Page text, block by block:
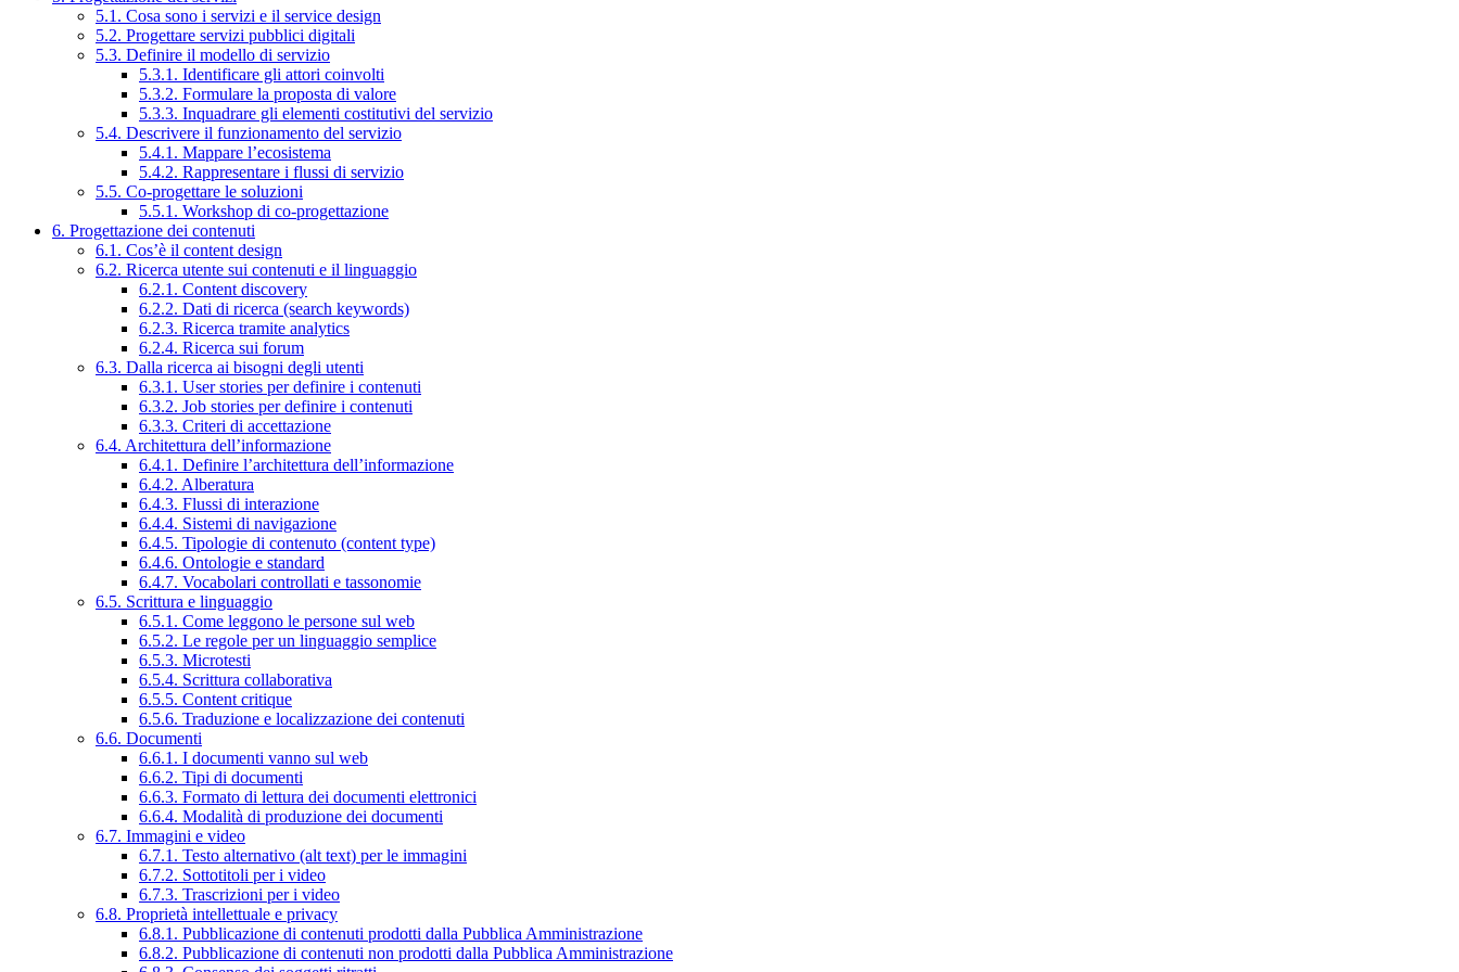
5.1. Cosa sono i servizi e il service design
5.2. Progettare servizi pubblici digitali
5.3. Definire il modello di servizio
5.3.1. Identificare gli attori coinvolti
5.3.2. Formulare la proposta di valore
5.3.3. Inquadrare gli elementi costitutivi del servizio
5.4. Descrivere il funzionamento del servizio
5.4.1. Mappare l’ecosistema
5.4.2. Rappresentare i flussi di servizio
5.5. Co-progettare le soluzioni
5.5.1. Workshop di co-progettazione
6. Progettazione dei contenuti
6.1. Cos’è il content design
6.2. Ricerca utente sui contenuti e il linguaggio
6.2.1. Content discovery
6.2.2. Dati di ricerca (search keywords)
6.2.3. Ricerca tramite analytics
6.2.4. Ricerca sui forum
6.3. Dalla ricerca ai bisogni degli utenti
6.3.1. User stories per definire i contenuti
6.3.2. Job stories per definire i contenuti
6.3.3. Criteri di accettazione
6.4. Architettura dell’informazione
6.4.1. Definire l’architettura dell’informazione
6.4.2. Alberatura
6.4.3. Flussi di interazione
6.4.4. Sistemi di navigazione
6.4.5. Tipologie di contenuto (content type)
6.4.6. Ontologie e standard
6.4.7. Vocabolari controllati e tassonomie
6.5. Scrittura e linguaggio
6.5.1. Come leggono le persone sul web
6.5.2. Le regole per un linguaggio semplice
6.5.3. Microtesti
6.5.4. Scrittura collaborativa
6.5.5. Content critique
6.5.6. Traduzione e localizzazione dei contenuti
6.6. Documenti
6.6.1. I documenti vanno sul web
6.6.2. Tipi di documenti
6.6.3. Formato di lettura dei documenti elettronici
6.6.4. Modalità di produzione dei documenti
6.7. Immagini e video
6.7.1. Testo alternativo (alt text) per le immagini
6.7.2. Sottotitoli per i video
6.7.3. Trascrizioni per i video
6.8. Proprietà intellettuale e privacy
6.8.1. Pubblicazione di contenuti prodotti dalla Pubblica Amministrazione
6.8.2. Pubblicazione di contenuti non prodotti dalla Pubblica Amministrazione